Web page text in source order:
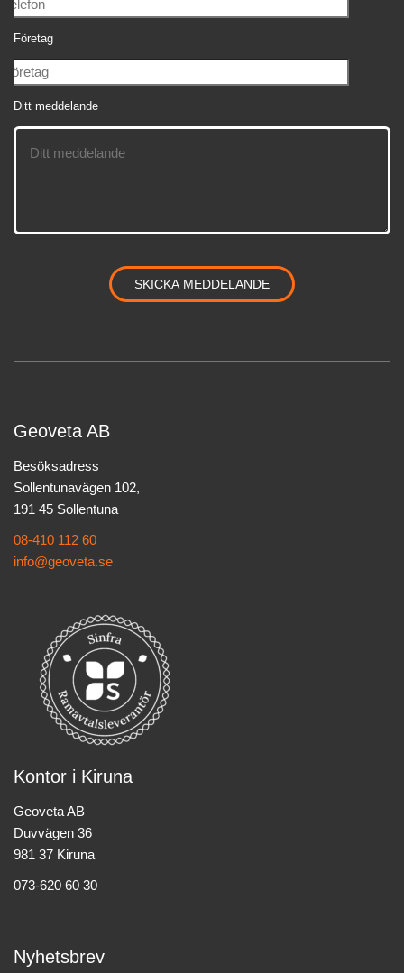
Företag
Ditt meddelande
Geoveta AB
Besöksadress
Sollentunavägen 102,
191 45 Sollentuna
08-410 112 60
info@geoveta.se
Kontor i Kiruna
Geoveta AB
Duvvägen 36
981 37 Kiruna
073-620 60 30
Nyhetsbrev